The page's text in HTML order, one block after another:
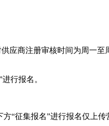
应商注册审核时间为周一
行报名。
“征集报名”进行报名仅上传